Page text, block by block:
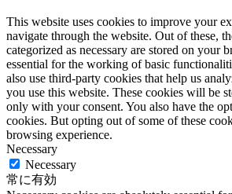
This website uses cookies to improve your
navigate through the website. Out of these,
categorized as necessary are stored on your
essential for the working of basic
also use third-party cookies that help us
you use this website. These cookies will be
only with your consent. You also have the
cookies. But opting out of some of these
browsing experience.
Necessary
Necessary
常に有効